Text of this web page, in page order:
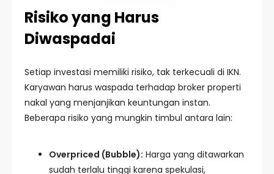
Risiko yang Harus
Diwaspadai
Setiap investasi memiliki risiko, tak terkecuali di IKN.
Karyawan harus waspada terhadap broker properti
nakal yang menjanjikan keuntungan instan.
Beberapa risiko yang mungkin timbul antara lain:
Overpriced (Bubble): Harga yang ditawarkan
sudah terlalu tinggi karena spekulasi,